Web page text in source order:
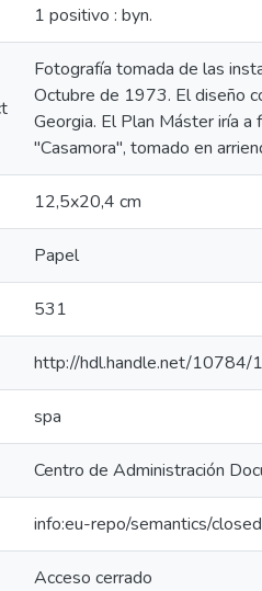
1 positivo : byn.
Fotografía tomada de las
Octubre de 1973. El diseño
Georgia. El Plan Máster iría
"Casamora", tomado en
12,5x20,4 cm
Papel
531
http://hdl.handle.net/10784/
spa
Centro de Administración
info:eu-repo/semantics/
Acceso cerrado